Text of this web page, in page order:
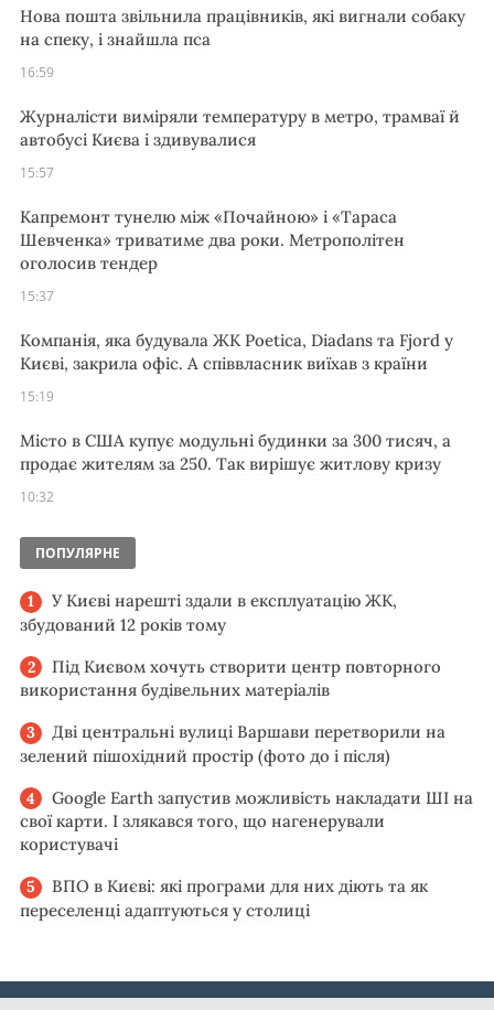
Нова пошта звільнила працівників, які вигнали собаку
на спеку, і знайшла пса
16:59
Журналісти виміряли температуру в метро, трамваї й
автобусі Києва і здивувалися
15:57
Капремонт тунелю між «Почайною» і «Тараса
Шевченка» триватиме два роки. Метрополітен
оголосив тендер
15:37
Компанія, яка будувала ЖК Poetica, Diadans та Fjord у
Києві, закрила офіс. А співвласник виїхав з країни
15:19
Місто в США купує модульні будинки за 300 тисяч, а
продає жителям за 250. Так вирішує житлову кризу
10:32
ПОПУЛЯРНЕ
У Києві нарешті здали в експлуатацію ЖК,
збудований 12 років тому
Під Києвом хочуть створити центр повторного
використання будівельних матеріалів
Дві центральні вулиці Варшави перетворили на
зелений пішохідний простір (фото до і після)
Google Earth запустив можливість накладати ШІ на
свої карти. І злякався того, що нагенерували
користувачі
ВПО в Києві: які програми для них діють та як
переселенці адаптуються у столиці